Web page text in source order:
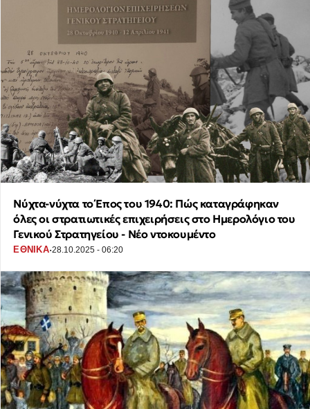
Νύχτα-νύχτα το Έπος του 1940: Πώς καταγράφηκαν
όλες οι στρατιωτικές επιχειρήσεις στο Ημερολόγιο του
Γενικού Στρατηγείου - Νέο ντοκουμέντο
ΕΘΝΙΚΑ·28.10.2025 - 06:20